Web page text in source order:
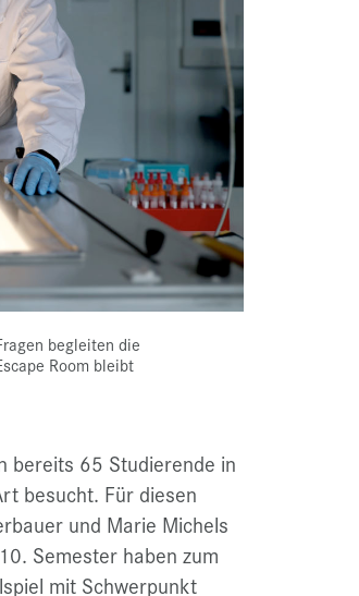
begleiten die
Room bleibt
bereits 65 Studierende in
besucht. Für diesen
und Marie Michels
Semester haben zum
mit Schwerpunkt